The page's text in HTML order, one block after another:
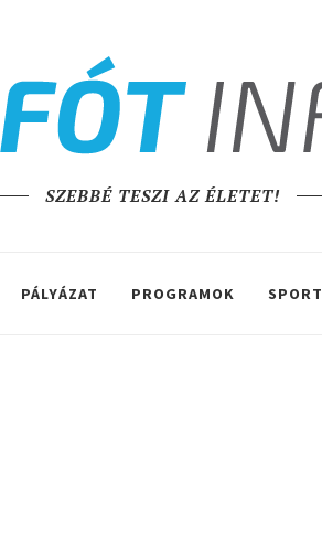
SZEBBÉ TESZI AZ ÉLETET!
PÁLYÁZAT PROGRAMOK SPORT